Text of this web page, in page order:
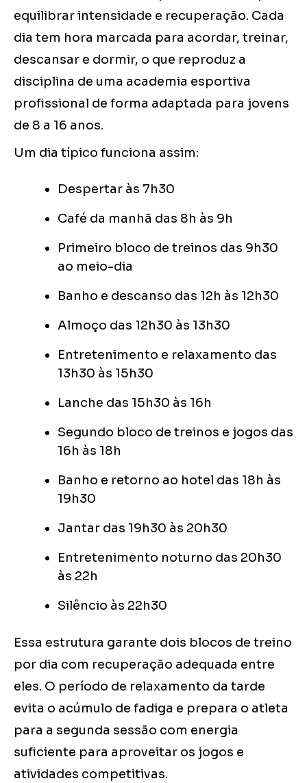
equilibrar intensidade e recuperação. Cada
dia tem hora marcada para acordar, treinar,
descansar e dormir, o que reproduz a
disciplina de uma academia esportiva
profissional de forma adaptada para jovens
de 8 a 16 anos.
Um dia típico funciona assim:
Despertar às 7h30
Café da manhã das 8h às 9h
Primeiro bloco de treinos das 9h30
ao meio-dia
Banho e descanso das 12h às 12h30
Almoço das 12h30 às 13h30
Entretenimento e relaxamento das
13h30 às 15h30
Lanche das 15h30 às 16h
Segundo bloco de treinos e jogos das
16h às 18h
Banho e retorno ao hotel das 18h às
19h30
Jantar das 19h30 às 20h30
Entretenimento noturno das 20h30
às 22h
Silêncio às 22h30
Essa estrutura garante dois blocos de treino
por dia com recuperação adequada entre
eles. O período de relaxamento da tarde
evita o acúmulo de fadiga e prepara o atleta
para a segunda sessão com energia
suficiente para aproveitar os jogos e
atividades competitivas.